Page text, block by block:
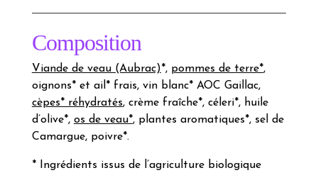
Composition
Viande de veau (Aubrac)*, pommes de terre*,
oignons* et ail* frais, vin blanc* AOC Gaillac,
cèpes* réhydratés, crème fraîche*, céleri*, huile
d’olive*, os de veau*, plantes aromatiques*, sel de
Camargue, poivre*.
* Ingrédients issus de l’agriculture biologique